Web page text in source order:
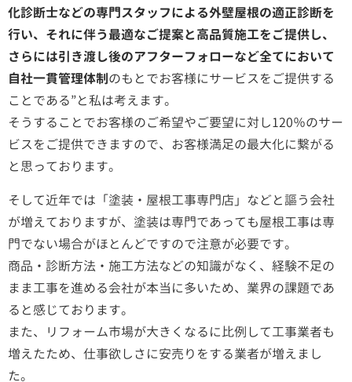
化診断士などの専門スタッフによる外壁屋根の適正診断を
行い、それに伴う最適なご提案と高品質施工をご提供し、
さらには引き渡し後のアフターフォローなど全てにおいて
自社一貫管理体制のもとでお客様にサービスをご提供する
ことである”と私は考えます。
そうすることでお客様のご希望やご要望に対し120％のサー
ビスをご提供できますので、お客様満足の最大化に繋がる
と思っております。
そして近年では「塗装・屋根工事専門店」などと謳う会社
が増えておりますが、塗装は専門であっても屋根工事は専
門でない場合がほとんどですので注意が必要です。
商品・診断方法・施工方法などの知識がなく、経験不足の
まま工事を進める会社が本当に多いため、業界の課題であ
ると感じております。
また、リフォーム市場が大きくなるに比例して工事業者も
増えたため、仕事欲しさに安売りをする業者が増えまし
た。